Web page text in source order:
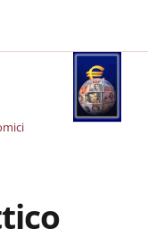
LINGUA: